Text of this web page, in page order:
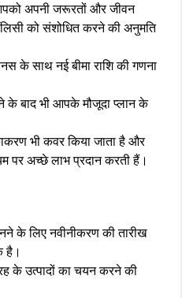
अपनी जरूरतों और जीवन
को संशोधित करने की अनुमति
के साथ नई बीमा राशि की गणना
के बाद भी आपके मौजूदा प्लान के
भी कवर किया जाता है और
पर अच्छे लाभ प्रदान करती हैं।
के लिए नवीनीकरण की तारीख
है।
के उत्पादों का चयन करने की